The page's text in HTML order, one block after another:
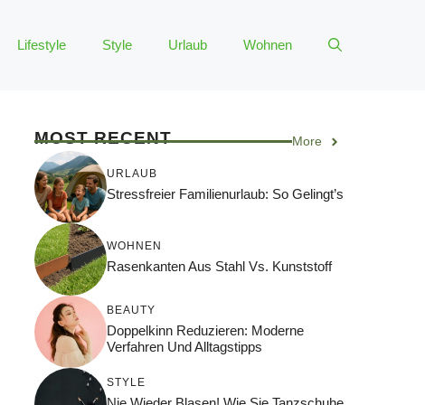
Lifestyle Style Urlaub Wohnen
MOST RECENT More
URLAUB
Stressfreier Familienurlaub: So Gelingt’s
WOHNEN
Rasenkanten Aus Stahl Vs. Kunststoff
BEAUTY
Doppelkinn Reduzieren: Moderne
Verfahren Und Alltagstipps
STYLE